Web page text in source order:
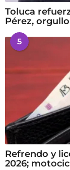
Toluca
Pérez,
5
Refrendo y
2026;